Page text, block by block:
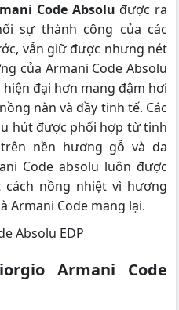
Code Absolu được ra
sự thành công của các
vẫn giữ được nhưng nét
của Armani Code Absolu
đại hơn mang đậm hơi
nàn và đầy tinh tế. Các
hút được phối hợp từ tinh
nền hương gỗ và da
Code absolu luôn được
nồng nhiệt vì hương
Armani Code mang lại.
Armani Code